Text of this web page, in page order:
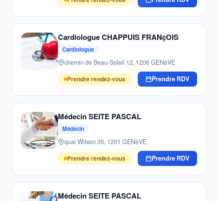
Cardiologue CHAPPUIS FRANçOIS
Cardiologue
chemin de Beau-Soleil 12, 1206 GENèVE
Prendre rendez-vous
Prendre RDV
Médecin SEITE PASCAL
Médecin
quai Wilson 35, 1201 GENèVE
Prendre rendez-vous
Prendre RDV
Médecin SEITE PASCAL